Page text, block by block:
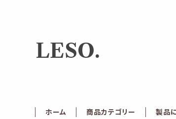
LESO.
ホーム 商品カテゴリー 製品